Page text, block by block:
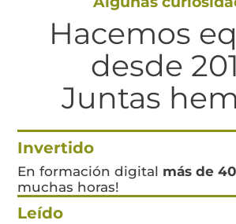
Hacemos
desde
Juntas
Invertido
En formación digital más de
muchas horas!
Leído